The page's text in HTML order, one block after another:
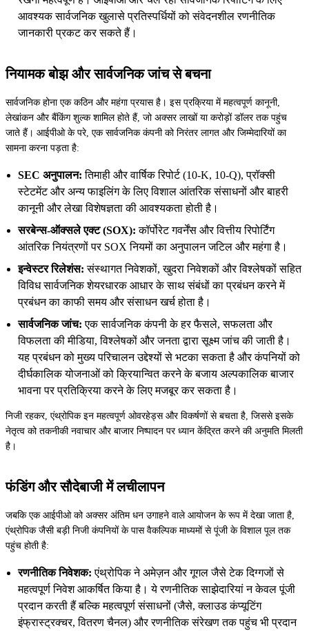
आवश्यक सार्वजनिक खुलासे प्रतिस्पर्धियों को संवेदनशील रणनीतिक
जानकारी प्रकट कर सकते हैं।
नियामक बोझ और सार्वजनिक जांच से बचना
सार्वजनिक होना एक कठिन और महंगा प्रयास है। इस प्रक्रिया में महत्वपूर्ण कानूनी,
लेखांकन और बैंकिंग शुल्क शामिल होते हैं, जो अक्सर लाखों या करोड़ों डॉलर तक पहुंच
जाते हैं। आईपीओ के परे, एक सार्वजनिक कंपनी को निरंतर लागत और जिम्मेदारियों का
सामना करना पड़ता है:
SEC अनुपालन: तिमाही और वार्षिक रिपोर्ट (10-K, 10-Q), प्रॉक्सी
स्टेटमेंट और अन्य फाइलिंग के लिए विशाल आंतरिक संसाधनों और बाहरी
कानूनी और लेखा विशेषज्ञता की आवश्यकता होती है।
सरबेन्स-ऑक्सले एक्ट (SOX): कॉर्पोरेट गवर्नेंस और वित्तीय रिपोर्टिंग
आंतरिक नियंत्रणों पर SOX नियमों का अनुपालन जटिल और महंगा है।
इन्वेस्टर रिलेशंस: संस्थागत निवेशकों, खुदरा निवेशकों और विश्लेषकों सहित
विविध सार्वजनिक शेयरधारक आधार के साथ संबंधों का प्रबंधन करने में
प्रबंधन का काफी समय और संसाधन खर्च होता है।
सार्वजनिक जांच: एक सार्वजनिक कंपनी के हर फैसले, सफलता और
विफलता की मीडिया, विश्लेषकों और जनता द्वारा सूक्ष्म जांच की जाती है।
यह प्रबंधन को मुख्य परिचालन उद्देश्यों से भटका सकता है और कंपनियों को
दीर्घकालिक योजनाओं को क्रियान्वित करने के बजाय अल्पकालिक बाजार
भावना पर प्रतिक्रिया करने के लिए मजबूर कर सकता है।
निजी रहकर, एंथ्रोपिक इन महत्वपूर्ण ओवरहेड्स और विकर्षणों से बचता है, जिससे इसके
नेतृत्व को तकनीकी नवाचार और बाजार निष्पादन पर ध्यान केंद्रित करने की अनुमति मिलती
है।
फंडिंग और सौदेबाजी में लचीलापन
जबकि एक आईपीओ को अक्सर अंतिम धन उगाहने वाले आयोजन के रूप में देखा जाता है,
एंथ्रोपिक जैसी बड़ी निजी कंपनियों के पास वैकल्पिक माध्यमों से पूंजी के विशाल पूल तक
पहुंच होती है:
रणनीतिक निवेशक: एंथ्रोपिक ने अमेज़न और गूगल जैसे टेक दिग्गजों से
महत्वपूर्ण निवेश आकर्षित किया है। ये रणनीतिक साझेदारियां न केवल पूंजी
प्रदान करती हैं बल्कि महत्वपूर्ण संसाधनों (जैसे, क्लाउड कंप्यूटिंग
इंफ्रास्ट्रक्चर, वितरण चैनल) और रणनीतिक संरेखण तक पहुंच भी प्रदान